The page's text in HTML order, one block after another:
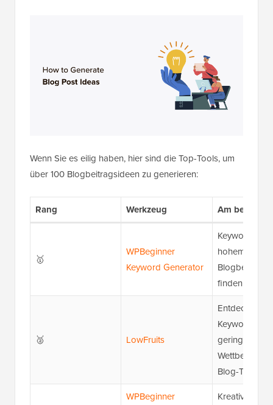
Wenn Sie es eilig haben, hier sind die Top-Tools, um
über 100 Blogbeitragsideen zu generieren:
Rang Werkzeug Am besten
🥇
WPBeginner
Keyword Generator
Keywords mit
hohem
finden
🥈 LowFruits
Entdeckung
Keywords mit
geringem
Wettbewerb
Blog-Themen
WPBeginner
Kreative